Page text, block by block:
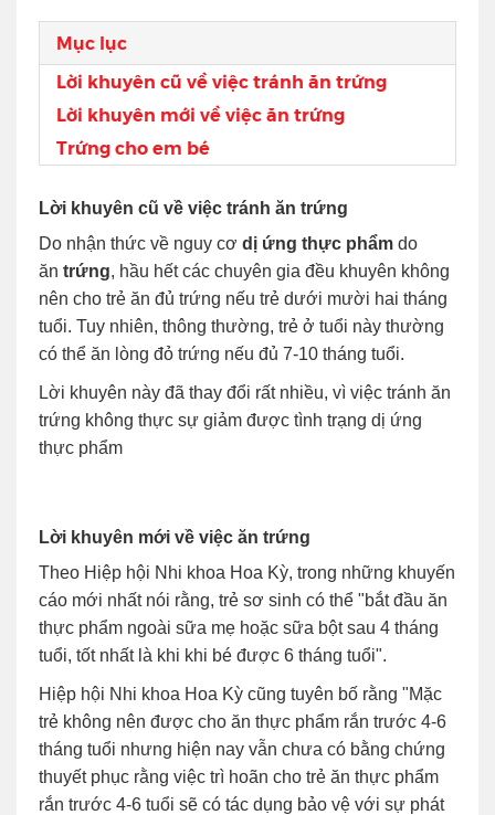
Mục lục
Lời khuyên cũ về việc tránh ăn trứng
Lời khuyên mới về việc ăn trứng
Trứng cho em bé
Lời khuyên cũ về việc tránh ăn trứng
Do nhận thức về nguy cơ dị ứng thực phẩm do
ăn trứng, hầu hết các chuyên gia đều khuyên không
nên cho trẻ ăn đủ trứng nếu trẻ dưới mười hai tháng
tuổi. Tuy nhiên, thông thường, trẻ ở tuổi này thường
có thể ăn lòng đỏ trứng nếu đủ 7-10 tháng tuổi.
Lời khuyên này đã thay đổi rất nhiều, vì việc tránh ăn
trứng không thực sự giảm được tình trạng dị ứng
thực phẩm
Lời khuyên mới về việc ăn trứng
Theo Hiệp hội Nhi khoa Hoa Kỳ, trong những khuyến
cáo mới nhất nói rằng, trẻ sơ sinh có thể "bắt đầu ăn
thực phẩm ngoài sữa mẹ hoặc sữa bột sau 4 tháng
tuổi, tốt nhất là khi khi bé được 6 tháng tuổi".
Hiệp hội Nhi khoa Hoa Kỳ cũng tuyên bố rằng "Mặc
trẻ không nên được cho ăn thực phẩm rắn trước 4-6
tháng tuổi nhưng hiện nay vẫn chưa có bằng chứng
thuyết phục rằng việc trì hoãn cho trẻ ăn thực phẩm
rắn trước 4-6 tuổi sẽ có tác dụng bảo vệ với sự phát